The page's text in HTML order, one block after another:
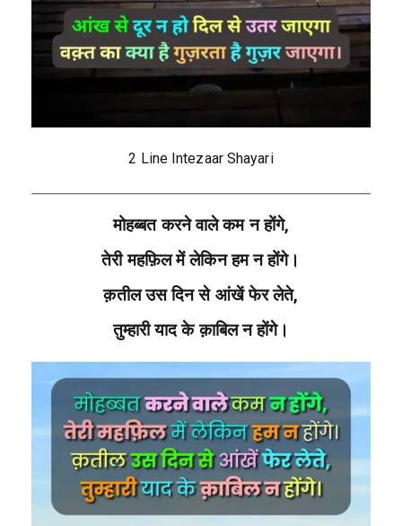
2 Line Intezaar Shayari
मोहब्बत करने वाले कम न होंगे,
तेरी महफ़िल में लेकिन हम न होंगे।
क़तील उस दिन से आंखें फेर लेते,
तुम्हारी याद के क़ाबिल न होंगे।